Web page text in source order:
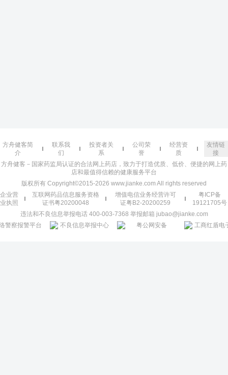
方舟健客简
介
联系我
们
投资者关
系
公司荣
誉
经营资
质
友情链
接
方舟健客－国家药监局认证的合法网上药店，致力于打造优质、低价、便捷的网上药
店和最值得信赖的健康服务平台
版权所有 Copyright©2015-2026 www.jianke.com All rights reserved
企业营
业执照
互联网药品信息服务资格
证书粤20200048
增值电信业务经营许可
证粤B2-20200259
粤ICP备
19121705号
违法和不良信息举报电话 400-003-7368 举报邮箱 jubao@jianke.com